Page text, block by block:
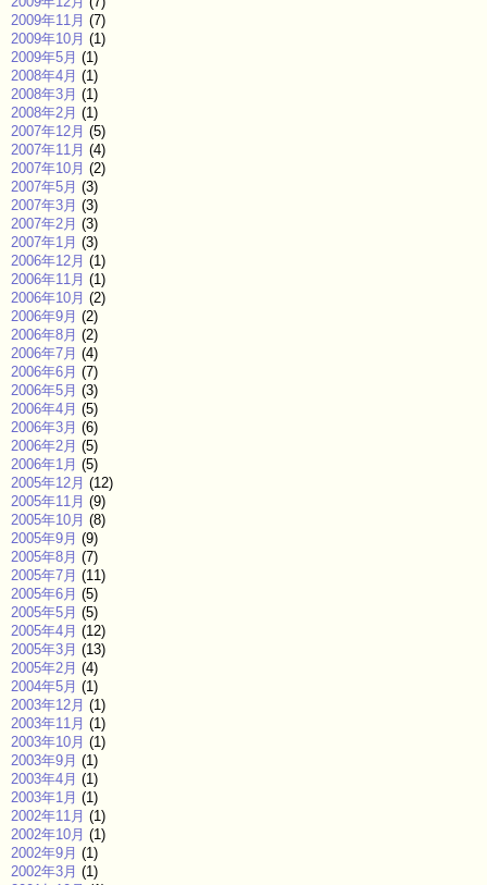
2009年11月 (7)
2009年10月 (1)
2009年5月 (1)
2008年4月 (1)
2008年3月 (1)
2008年2月 (1)
2007年12月 (5)
2007年11月 (4)
2007年10月 (2)
2007年5月 (3)
2007年3月 (3)
2007年2月 (3)
2007年1月 (3)
2006年12月 (1)
2006年11月 (1)
2006年10月 (2)
2006年9月 (2)
2006年8月 (2)
2006年7月 (4)
2006年6月 (7)
2006年5月 (3)
2006年4月 (5)
2006年3月 (6)
2006年2月 (5)
2006年1月 (5)
2005年12月 (12)
2005年11月 (9)
2005年10月 (8)
2005年9月 (9)
2005年8月 (7)
2005年7月 (11)
2005年6月 (5)
2005年5月 (5)
2005年4月 (12)
2005年3月 (13)
2005年2月 (4)
2004年5月 (1)
2003年12月 (1)
2003年11月 (1)
2003年10月 (1)
2003年9月 (1)
2003年4月 (1)
2003年1月 (1)
2002年11月 (1)
2002年10月 (1)
2002年9月 (1)
2002年3月 (1)